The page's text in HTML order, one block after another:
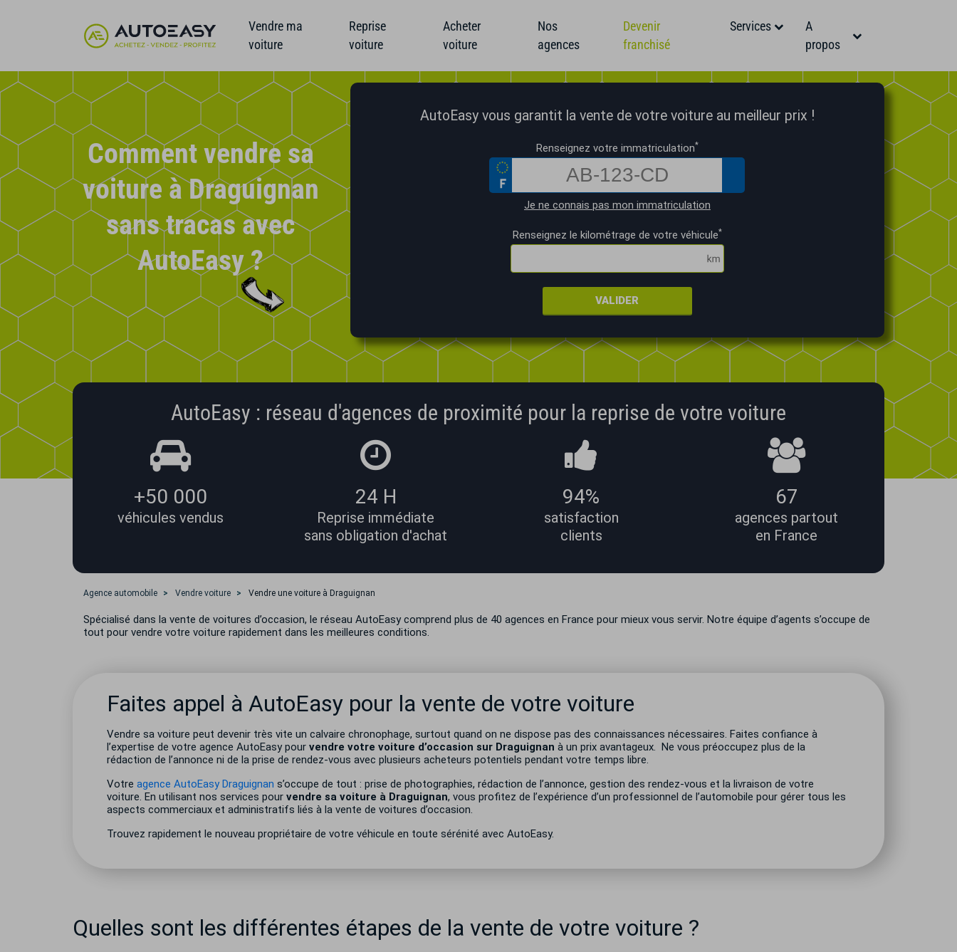
Vendre ma
voiture
Reprise
voiture
Acheter
voiture
Nos
agences
Devenir
franchisé
Services
A
propos
Comment vendre sa
voiture à Draguignan
sans tracas avec
AutoEasy ?
AutoEasy vous garantit la vente de votre voiture au meilleur prix !
Renseignez votre immatriculation*
Je ne connais pas mon immatriculation
Renseignez le kilométrage de votre véhicule*
VALIDER
AutoEasy : réseau d'agences de proximité pour la reprise de votre voiture
+50 000
véhicules vendus
24 H
Reprise immédiate
sans obligation d'achat
94%
satisfaction
clients
67
agences partout
en France
Agence automobile Vendre voiture Vendre une voiture à Draguignan
Spécialisé dans la vente de voitures d’occasion, le réseau AutoEasy comprend plus de 40 agences en France pour mieux vous servir. Notre équipe d’agents s’occupe de
tout pour vendre votre voiture rapidement dans les meilleures conditions.
Faites appel à AutoEasy pour la vente de votre voiture
Vendre sa voiture peut devenir très vite un calvaire chronophage, surtout quand on ne dispose pas des connaissances nécessaires. Faites confiance à
l’expertise de votre agence AutoEasy pour vendre votre voiture d’occasion sur Draguignan à un prix avantageux. Ne vous préoccupez plus de la
rédaction de l’annonce ni de la prise de rendez-vous avec plusieurs acheteurs potentiels pendant votre temps libre.
Votre agence AutoEasy Draguignan s’occupe de tout : prise de photographies, rédaction de l’annonce, gestion des rendez-vous et la livraison de votre
voiture. En utilisant nos services pour vendre sa voiture à Draguignan, vous profitez de l’expérience d’un professionnel de l’automobile pour gérer tous les
aspects commerciaux et administratifs liés à la vente de voitures d’occasion.
Trouvez rapidement le nouveau propriétaire de votre véhicule en toute sérénité avec AutoEasy.
Quelles sont les différentes étapes de la vente de votre voiture ?